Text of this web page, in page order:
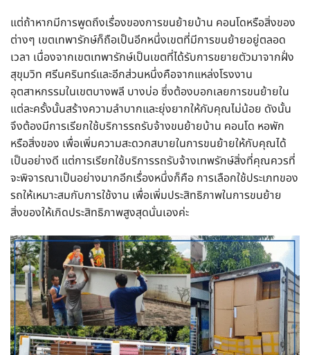
แต่ถ้าหากมีการพูดถึงเรื่องของการขนย้ายบ้าน คอนโดหรือสิ่งของ
ต่างๆ เขตเทพารักษ์ก็ถือเป็นอีกหนึ่งเขตที่มีการขนย้ายอยู่ตลอด
เวลา เนื่องจากเขตเทพารักษ์เป็นเขตที่ได้รับการขยายตัวมาจากฝั่ง
สุขุมวิท ศรีนครินทร์และอีกส่วนหนึ่งคือจากแหล่งโรงงาน
อุตสาหกรรมในเขตบางพลี บางบ่อ ซึ่งต้องบอกเลยการขนย้ายใน
แต่ละครั้งนั้นสร้างความลำบากและยุ่งยากให้กับคุณไม่น้อย ดังนั้น
จึงต้องมีการเรียกใช้บริการรถรับจ้างขนย้ายบ้าน คอนโด หอพัก
หรือสิ่งของ เพื่อเพิ่มความสะดวกสบายในการขนย้ายให้กับคุณได้
เป็นอย่างดี แต่การเรียกใช้บริการรถรับจ้างเทพรักษ์สิ่งที่คุณควรที่
จะพิจารณาเป็นอย่างมากอีกเรื่องหนึ่งก็คือ การเลือกใช้ประเภทของ
รถให้เหมาะสมกับการใช้งาน เพื่อเพิ่มประสิทธิภาพในการขนย้าย
สิ่งของให้เกิดประสิทธิภาพสูงสุดนั่นเองค่ะ